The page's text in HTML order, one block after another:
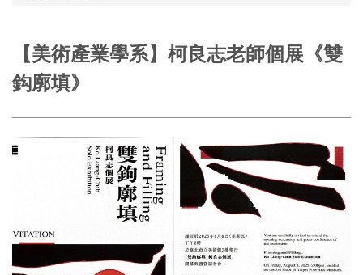
【美術產業學系】柯良志老師個展《雙
鈎廓填》